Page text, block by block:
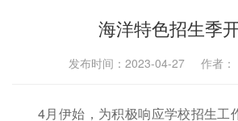
海洋特色招生季
发布时间：2023-04-27 作者：
4月伊始，为积极响应学校招生工